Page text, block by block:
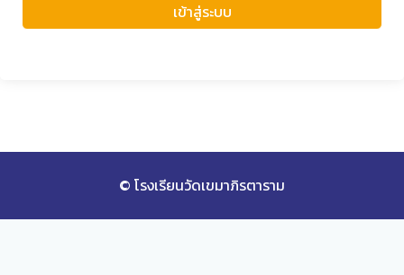
เข้าสู่ระบบ
© โรงเรียนวัดเขมาภิรตาราม